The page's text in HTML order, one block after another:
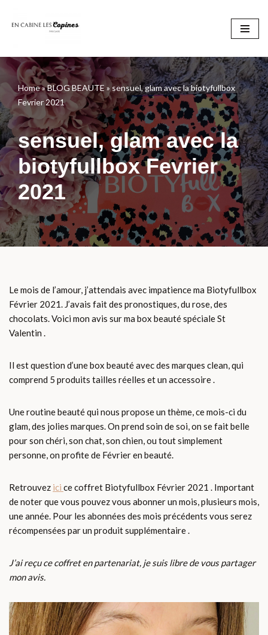
contenu
Home»BLOG BEAUTE»sensuel, glam avec la biotyfullbox
Fevrier 2021
sensuel, glam avec la
biotyfullbox Fevrier
2021
Le mois de l’amour, j’attendais avec impatience ma Biotyfullbox
Février 2021. J’avais fait des pronostiques, du rose, des
chocolats. Voici mon avis sur ma box beauté spéciale St
Valentin .
Il est question d’une box beauté avec des marques clean, qui
comprend 5 produits tailles réelles et un accessoire .
Une routine beauté qui nous propose un thème, ce mois-ci du
glam, des jolies marques. On prend soin de soi, on se fait belle
pour son chéri, son chat, son chien, ou tout simplement
personne, on profite de Février en beauté.
Retrouvez ici ce coffret Biotyfullbox Février 2021 . Important
de noter que vous pouvez vous abonner un mois, plusieurs mois,
une année. Pour les abonnées des mois précédents vous serez
récompensées par un produit supplémentaire .
J’ai reçu ce coffret en partenariat, je suis libre de vous partager
mon avis.